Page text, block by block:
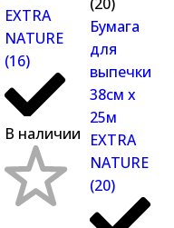
EXTRA
NATURE
(16)
В наличии
Бумага
для
выпечки
38см х
25м
EXTRA
NATURE
(20)